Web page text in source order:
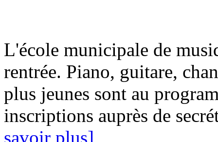
L'école municipale de
rentrée. Piano, guitare,
plus jeunes sont au
inscriptions auprès de
savoir plus]